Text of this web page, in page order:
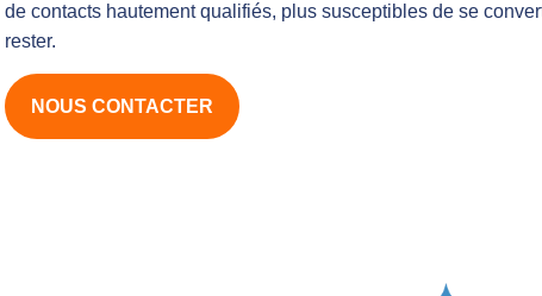
de contacts hautement qualifiés, plus susceptibles de se
rester.
NOUS CONTACTER